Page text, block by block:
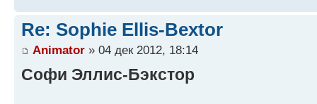
Re: Sophie Ellis-Bextor
Animator » 04 дек 2012, 18:14
Cофи Эллис-Бэкстор